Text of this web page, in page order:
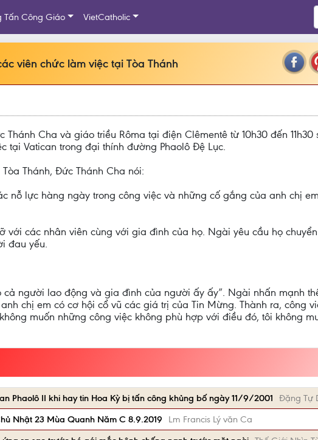
Tấn Công Giáo VietCatholic
viên chức làm việc tại Tòa Thánh
Cha và giáo triều Rôma tại điện Clêmentê từ 10h30 đến 11h30
Vatican trong đại thính đường Phaolô Đệ Lục.
Thánh, Đức Thánh Cha nói:
nỗ lực hàng ngày trong công việc và những cố gắng của anh chị
các nhân viên cùng với gia đình của họ. Ngài yêu cầu họ
đau yếu.
người lao động và gia đình của người ấy ấy”. Ngài nhấn mạnh
chị em có cơ hội cổ vũ các giá trị của Tin Mừng. Thành ra, công
muốn những công việc không phù hợp với điều đó, tôi không
Phaolô II khi hay tin Hoa Kỳ bị tấn công khủng bố ngày 11/9/2001
Đặng Tự
Nhật 23 Mùa Quanh Năm C 8.9.2019
Lm Francis Lý văn Ca